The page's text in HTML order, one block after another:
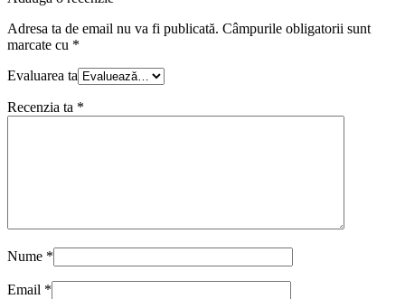
Adresa ta de email nu va fi publicată. Câmpurile obligatorii sunt
marcate cu *
Evaluarea ta
Recenzia ta *
Nume *
Email *